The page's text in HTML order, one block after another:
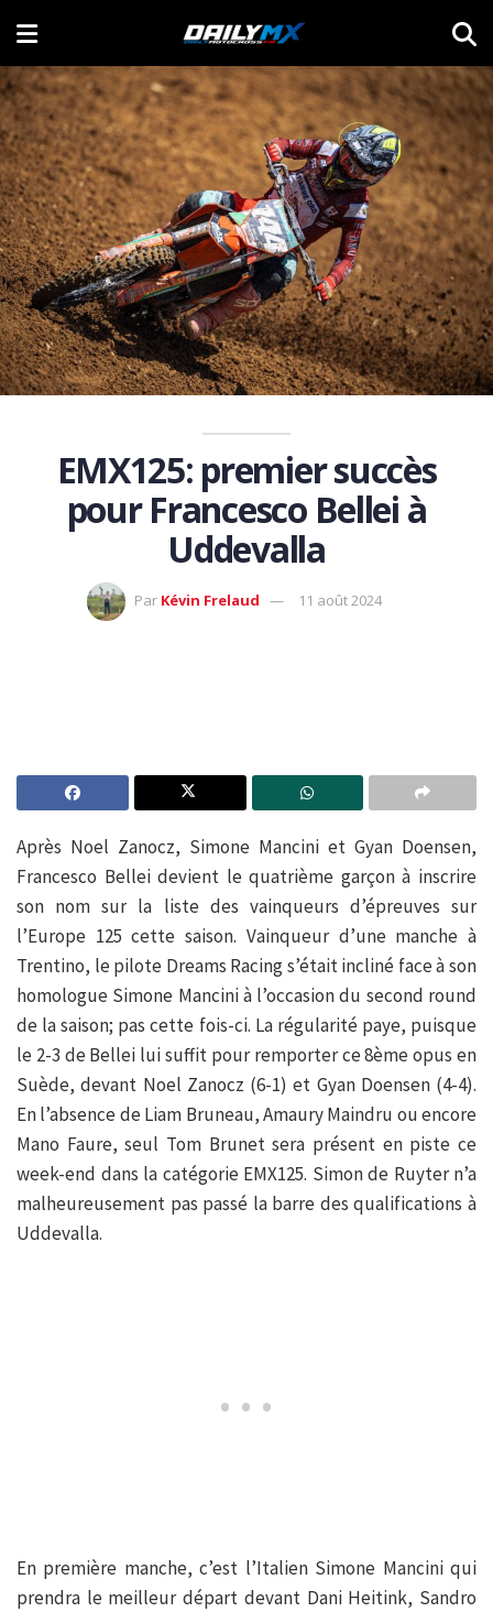
EMX125: premier succès
pour Francesco Bellei à
Uddevalla
Par Kévin Frelaud 11 août 2024
Après Noel Zanocz, Simone Mancini et Gyan Doensen,
Francesco Bellei devient le quatrième garçon à inscrire
son nom sur la liste des vainqueurs d’épreuves sur
l’Europe 125 cette saison. Vainqueur d’une manche à
Trentino, le pilote Dreams Racing s’était incliné face à son
homologue Simone Mancini à l’occasion du second round
de la saison; pas cette fois-ci. La régularité paye, puisque
le 2-3 de Bellei lui suffit pour remporter ce 8ème opus en
Suède, devant Noel Zanocz (6-1) et Gyan Doensen (4-4).
En l’absence de Liam Bruneau, Amaury Maindru ou encore
Mano Faure, seul Tom Brunet sera présent en piste ce
week-end dans la catégorie EMX125. Simon de Ruyter n’a
malheureusement pas passé la barre des qualifications à
Uddevalla.
En première manche, c’est l’Italien Simone Mancini qui
prendra le meilleur départ devant Dani Heitink, Sandro